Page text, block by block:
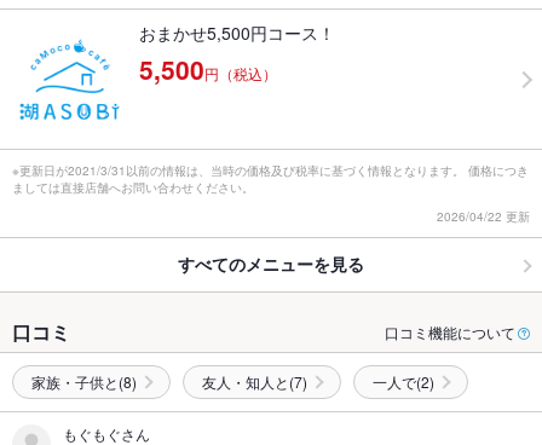
おまかせ5,500円コース！
5,500円（税込）
※更新日が2021/3/31以前の情報は、当時の価格及び税率に基づく情報となります。 価格につき
ましては直接店舗へお問い合わせください。
2026/04/22 更新
すべてのメニューを見る
口コミ 口コミ機能について
家族・子供と(8) 友人・知人と(7) 一人で(2)
もぐもぐさん